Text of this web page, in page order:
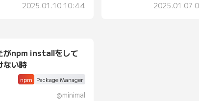
2025.01.10 10:44
2025.01.07
がnpm installをして
ない時
npm Package Manager
@minimal